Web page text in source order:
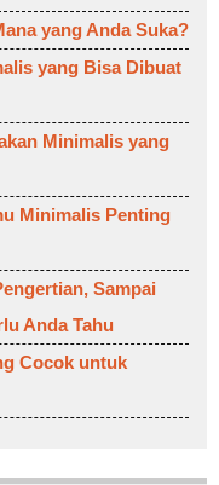
yang Anda Suka?
yang Bisa Dibuat
Minimalis yang
Minimalis Penting
Sampai
Anda Tahu
Cocok untuk